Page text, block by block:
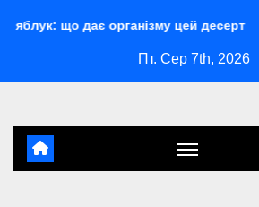
організму цей десерт Shahed-
Пт. Сер 7th, 2026